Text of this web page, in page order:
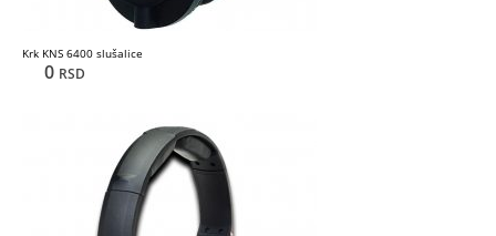
Krk KNS 6400 slušalice
0 RSD